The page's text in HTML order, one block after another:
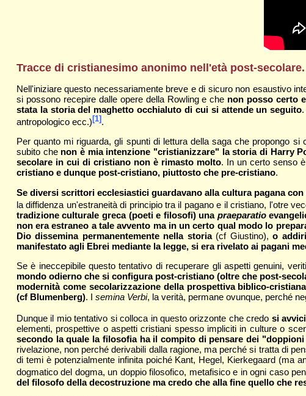
Tracce di cristianesimo anonimo nell'età post-
Nell'iniziare questo necessariamente breve e di sicuro non esaustivo
si possono recepire dalle opere della Rowling e che non posso certo
stata la storia del maghetto occhialuto di cui si attende un seguito
antropologico ecc.) [1].
Per quanto mi riguarda, gli spunti di lettura della saga che propongo
subito che non è mia intenzione "cristianizzare" la storia di Harry
secolare in cui di cristiano non è rimasto molto. In un certo senso è
cristiano e dunque post-cristiano, piuttosto che pre-cristiano.
Se diversi scrittori ecclesiastici guardavano alla cultura pagana
la diffidenza un'estraneità di principio tra il pagano e il cristiano, l'otre
tradizione culturale greca (poeti e filosofi) una praeparatio
non era estraneo a tale avvento ma in un certo qual modo lo
Dio dissemina permanentemente nella storia(cf Giustino),o
manifestato agli Ebrei mediante la legge, si era rivelato ai pagani
Se è ineccepibile questo tentativo di recuperare gli aspetti genuini,
mondo odierno che si configura post-cristiano (oltre che post-
modernità come secolarizzazione della prospettiva biblico-
(cf Blumenberg). I semina Verbi, la verità, permane ovunque, perché
Dunque il mio tentativo si colloca in questo orizzonte che credo si
elementi, prospettive o aspetti cristiani spesso impliciti in culture o
secondo la quale la filosofia ha il compito di pensare dei
rivelazione, non perché derivabili dalla ragione, ma perché si tratta di
di temi è potenzialmente infinita poiché Kant, Hegel, Kierkegaard (ma
dogmatico del dogma, un doppio filosofico, metafisico e in ogni caso
del filosofo della decostruzione ma credo che alla fine quello che